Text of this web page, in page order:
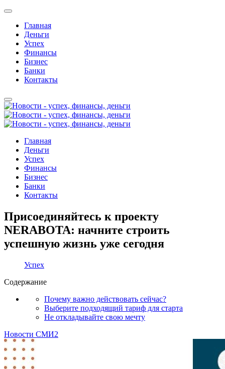
Главная
Деньги
Успех
Финансы
Бизнес
Банки
Контакты
Главная
Деньги
Успех
Финансы
Бизнес
Банки
Контакты
Присоединяйтесь к проекту
NERABOTA: начните строить
успешную жизнь уже сегодня
Успех
Содержание
Почему важно действовать сейчас?
Выберите подходящий тариф для старта
Не откладывайте свою мечту
Новости СМИ2